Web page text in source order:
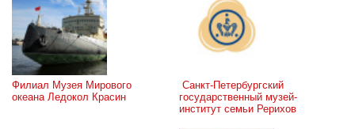
Филиал Музея Мирового
океана Ледокол Красин
государственный музей-
институт семьи Рерихов